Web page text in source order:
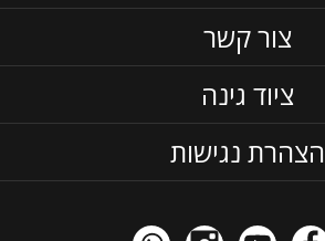
צור קשר
ציוד גינה
הצהרת נגישות